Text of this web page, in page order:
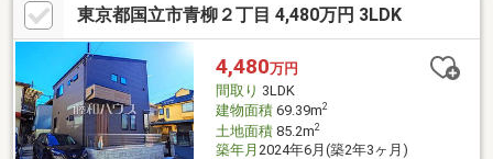
東京都国立市青柳２丁目 4,480万円 3LDK
4,480万円
間取り 3LDK
建物面積69.39m2
土地面積85.2m2
築年月 2024年6月(築2年3ヶ月)